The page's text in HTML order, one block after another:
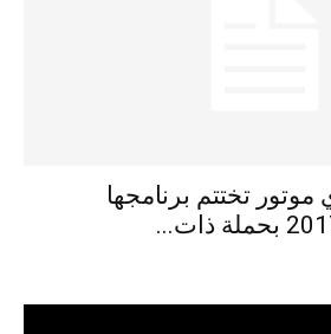
موتور تختتم برنامجها